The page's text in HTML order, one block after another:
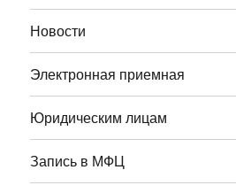
Новости
Электронная приемная
Юридическим лицам
Запись в МФЦ